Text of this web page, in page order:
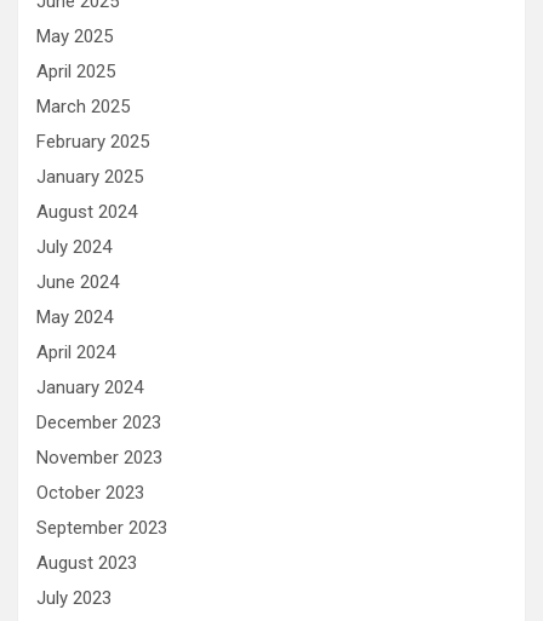
May 2025
April 2025
March 2025
February 2025
January 2025
August 2024
July 2024
June 2024
May 2024
April 2024
January 2024
December 2023
November 2023
October 2023
September 2023
August 2023
July 2023